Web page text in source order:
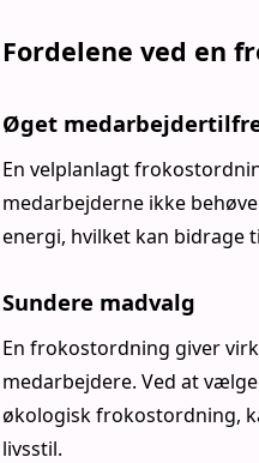
Fordelene ved en
Øget
En velplanlagt
medarbejderne ikke
energi, hvilket kan bidrage
Sundere madvalg
En frokostordning giver
medarbejdere. Ved at
økologisk frokostordning,
livsstil.